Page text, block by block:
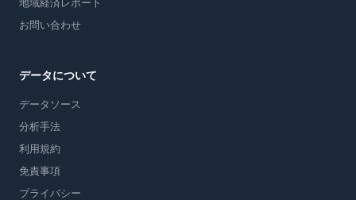
地域経済レポート
お問い合わせ
データについて
データソース
分析手法
利用規約
免責事項
プライバシー